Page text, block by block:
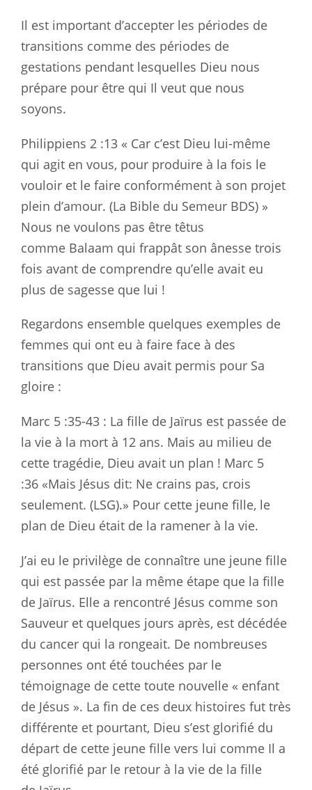
Il est important d’accepter les périodes de
transitions comme des périodes de
gestations pendant lesquelles Dieu nous
prépare pour être qui Il veut que nous
soyons.
Philippiens 2 :13 « Car c’est Dieu lui-même
qui agit en vous, pour produire à la fois le
vouloir et le faire conformément à son projet
plein d’amour. (La Bible du Semeur BDS) »
Nous ne voulons pas être têtus
comme Balaam qui frappât son ânesse trois
fois avant de comprendre qu’elle avait eu
plus de sagesse que lui !
Regardons ensemble quelques exemples de
femmes qui ont eu à faire face à des
transitions que Dieu avait permis pour Sa
gloire :
Marc 5 :35-43 : La fille de Jaïrus est passée de
la vie à la mort à 12 ans. Mais au milieu de
cette tragédie, Dieu avait un plan ! Marc 5
:36 «Mais Jésus dit: Ne crains pas, crois
seulement. (LSG).» Pour cette jeune fille, le
plan de Dieu était de la ramener à la vie.
J’ai eu le privilège de connaître une jeune fille
qui est passée par la même étape que la fille
de Jaïrus. Elle a rencontré Jésus comme son
Sauveur et quelques jours après, est décédée
du cancer qui la rongeait. De nombreuses
personnes ont été touchées par le
témoignage de cette toute nouvelle « enfant
de Jésus ». La fin de ces deux histoires fut très
différente et pourtant, Dieu s’est glorifié du
départ de cette jeune fille vers lui comme Il a
été glorifié par le retour à la vie de la fille